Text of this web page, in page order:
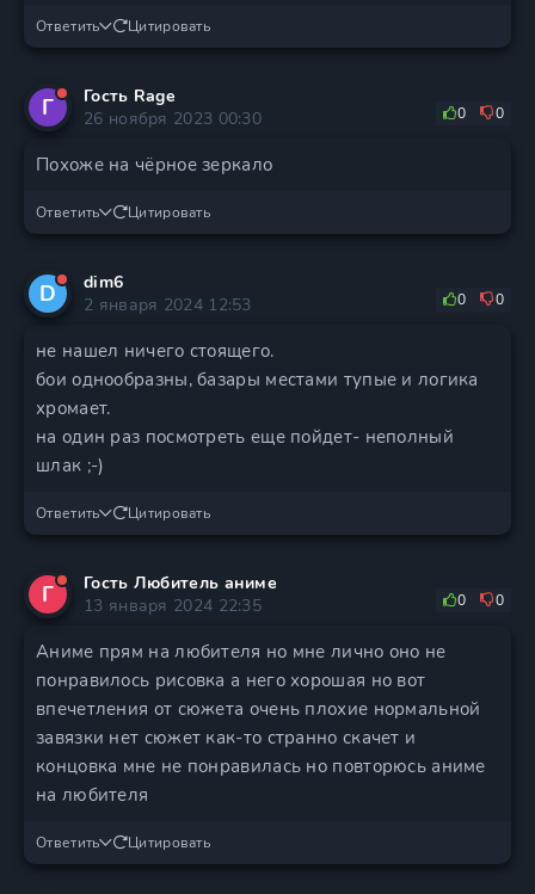
Ответить Цитировать
Г
Гость Rage
26 ноября 2023 00:30
0 0
Похоже на чёрное зеркало
Ответить Цитировать
D
dim6
2 января 2024 12:53
0 0
не нашел ничего стоящего.
бои однообразны, базары местами тупые и логика
хромает.
на один раз посмотреть еще пойдет- неполный
шлак ;-)
Ответить Цитировать
Г
Гость Любитель аниме
13 января 2024 22:35
0 0
Аниме прям на любителя но мне лично оно не
понравилось рисовка а него хорошая но вот
впечетления от сюжета очень плохие нормальной
завязки нет сюжет как-то странно скачет и
концовка мне не понравилась но повторюсь аниме
на любителя
Ответить Цитировать